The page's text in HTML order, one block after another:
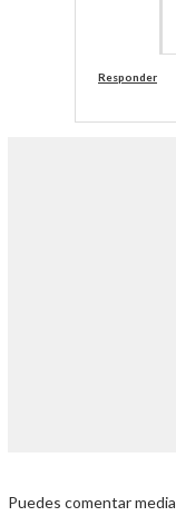
Responder
Puedes comentar